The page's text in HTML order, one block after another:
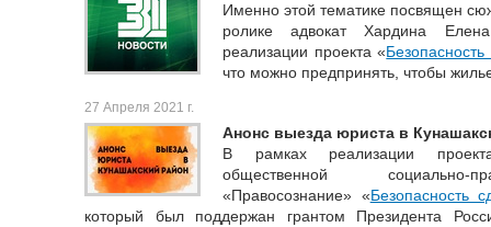
Именно этой тематике посвящен
ролике адвокат Хардина
реализации проекта «
что можно предпринять, чтобы
27 Апреля 2021 г.
Анонс выезда юриста в
В рамках реализации
общественной социально-
«Правосознание» «Безопасность
который был поддержан грантом Президента